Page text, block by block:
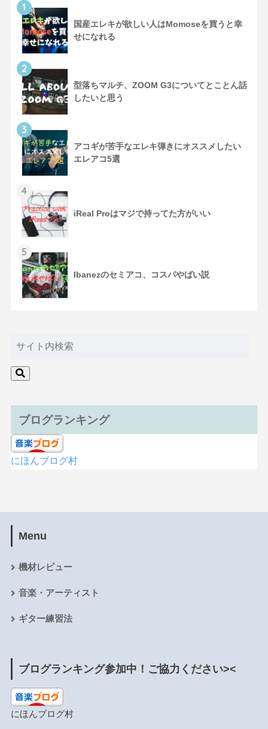
1
国産エレキが欲しい人はMomoseを買うと幸
せになれる
2
型落ちマルチ、ZOOM G3についてとことん話
したいと思う
3
アコギが苦手なエレキ弾きにオススメしたい
エレアコ5選
4
iReal Proはマジで持ってた方がいい
5
Ibanezのセミアコ、コスパやばい説
ブログランキング
にほんブログ村
Menu
機材レビュー
音楽・アーティスト
ギター練習法
ブログランキング参加中！ご協力ください><
にほんブログ村